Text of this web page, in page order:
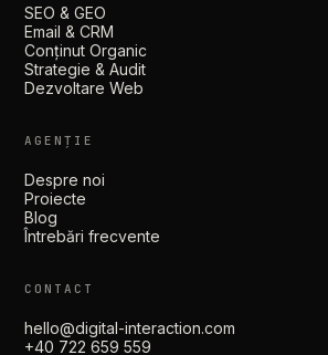
SEO & GEO
Email & CRM
Conținut Organic
Strategie & Audit
Dezvoltare Web
AGENȚIE
Despre noi
Proiecte
Blog
Întrebări frecvente
CONTACT
hello@digital-interaction.com
+40 722 659 559